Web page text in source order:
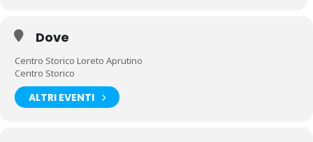
Dove
Centro Storico Loreto Aprutino
Centro Storico
ALTRI EVENTI